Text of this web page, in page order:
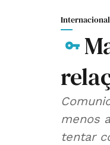
Internacional
menos
tentar